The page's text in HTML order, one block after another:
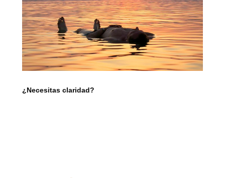
¿Necesitas claridad?